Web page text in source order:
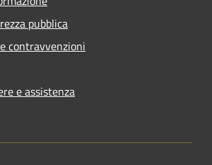
pubblica
contravvenzioni
e assistenza